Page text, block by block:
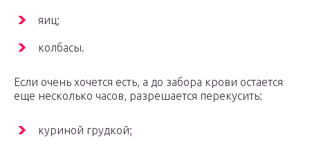
яиц;
колбасы.
Если очень хочется есть, а до забора крови остается
еще несколько часов, разрешается перекусить:
куриной грудкой;